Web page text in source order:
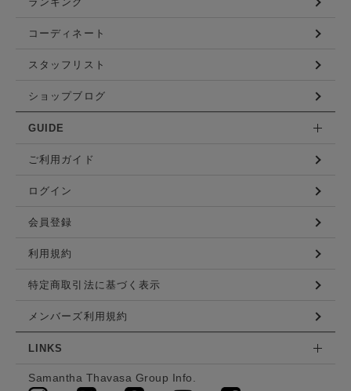
コーディネート
スタッフリスト
ショップブログ
GUIDE
ご利用ガイド
ログイン
会員登録
利用規約
特定商取引法に基づく表示
メンバーズ利用規約
LINKS
Samantha Thavasa Group Info.